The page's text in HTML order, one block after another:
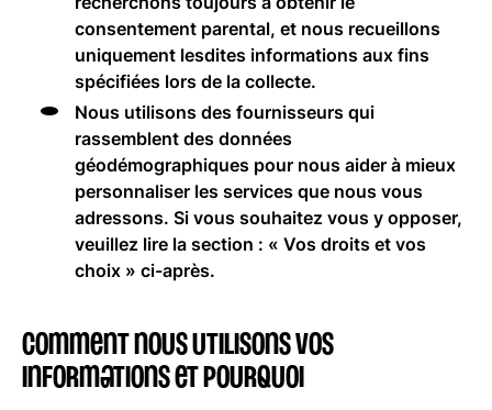
consentement parental, et nous recueillons
uniquement lesdites informations aux fins
spécifiées lors de la collecte.
Nous utilisons des fournisseurs qui
rassemblent des données
géodémographiques pour nous aider à mieux
personnaliser les services que nous vous
adressons. Si vous souhaitez vous y opposer,
veuillez lire la section : « Vos droits et vos
choix » ci-après.
Comment nous utilisons vos
informations et pourquoi